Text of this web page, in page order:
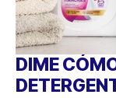
DIME